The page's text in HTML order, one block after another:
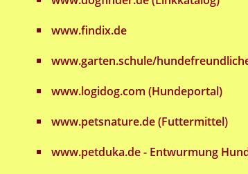
www.findix.de
www.garten.schule/
www.logidog.com (Hundeportal)
www.petsnature.de (Futtermittel)
www.petduka.de - Entwurmung